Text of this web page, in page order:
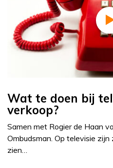
Wat te doen bij
verkoop?
Samen met Rogier de Haan
Ombudsman. Op televisie
zien…